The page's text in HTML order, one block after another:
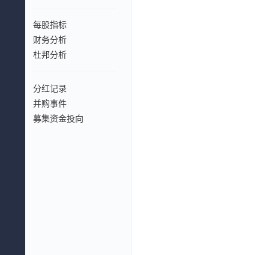
每股指标
财务分析
杜邦分析
分红记录
并购事件
募集资金投向